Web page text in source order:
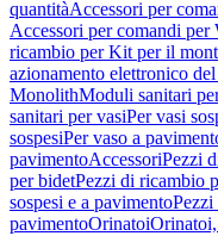
quantitàAccessori per
Accessori per comandi per
ricambio per Kit per il
azionamento elettronico
MonolithModuli sanitari
sanitari per vasiPer vasi
sospesiPer vaso a
pavimentoAccessoriPezzi
per bidetPezzi di ricambio
sospesi e a pavimentoPezzi
pavimentoOrinatoi